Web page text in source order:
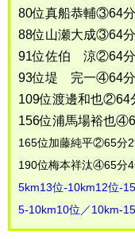
80位真船恭輔③64
88位山瀬大成③64
91位佐伯 涼②64
93位堤 完一④64
109位渡邊和也②64
156位浦馬場裕也
165位加藤純平②65分
190位梅本祥汰④65分
5km13位-10km12位-
5-10km10位／10km-